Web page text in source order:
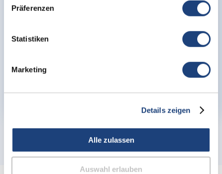
Präferenzen
Statistiken
Marketing
Details zeigen
Alle zulassen
Auswahl erlauben
AudioMee empfehle ich gerne weiter, gerade